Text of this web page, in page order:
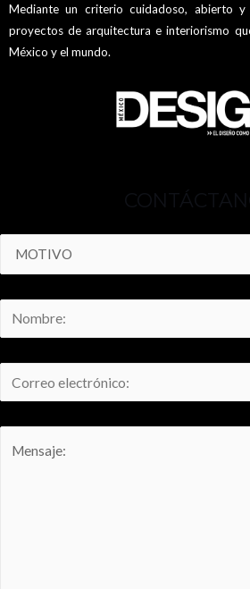
Mediante un criterio cuidadoso, abierto y
proyectos de arquitectura e interiorismo
México y el mundo.